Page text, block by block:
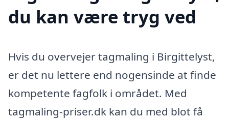
du kan være tryg ved
Hvis du overvejer tagmaling i Birgittelyst,
er det nu lettere end nogensinde at finde
kompetente fagfolk i området. Med
tagmaling-priser.dk kan du med blot få